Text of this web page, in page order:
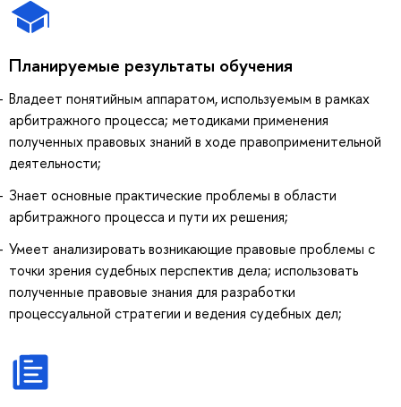
Планируемые результаты обучения
Владеет понятийным аппаратом, используемым в рамках
арбитражного процесса; методиками применения
полученных правовых знаний в ходе правоприменительной
деятельности;
Знает основные практические проблемы в области
арбитражного процесса и пути их решения;
Умеет анализировать возникающие правовые проблемы с
точки зрения судебных перспектив дела; использовать
полученные правовые знания для разработки
процессуальной стратегии и ведения судебных дел;